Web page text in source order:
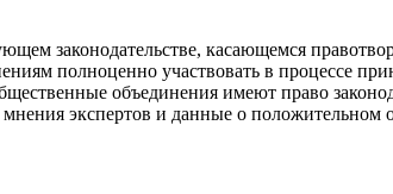
законодательстве, касающемся
полноценно участвовать в процессе
объединения имеют право
мнения экспертов и данные о